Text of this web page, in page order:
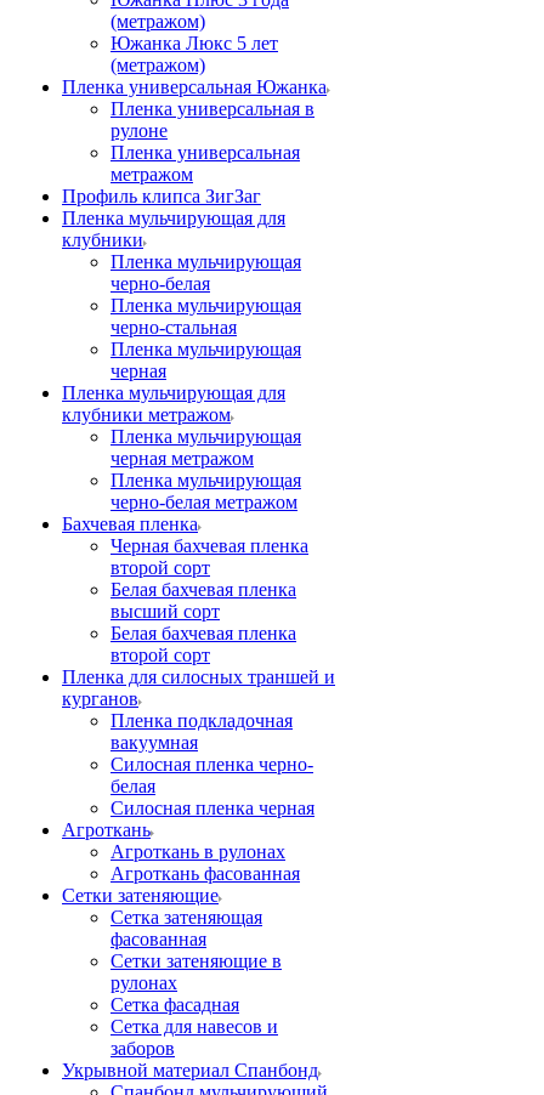
(метражом)
Южанка Люкс 5 лет
(метражом)
Пленка универсальная Южанка
Пленка универсальная в
рулоне
Пленка универсальная
метражом
Профиль клипса ЗигЗаг
Пленка мульчирующая для
клубники
Пленка мульчирующая
черно-белая
Пленка мульчирующая
черно-стальная
Пленка мульчирующая
черная
Пленка мульчирующая для
клубники метражом
Пленка мульчирующая
черная метражом
Пленка мульчирующая
черно-белая метражом
Бахчевая пленка
Черная бахчевая пленка
второй сорт
Белая бахчевая пленка
высший сорт
Белая бахчевая пленка
второй сорт
Пленка для силосных траншей и
курганов
Пленка подкладочная
вакуумная
Силосная пленка черно-
белая
Силосная пленка черная
Агроткань
Агроткань в рулонах
Агроткань фасованная
Сетки затеняющие
Сетка затеняющая
фасованная
Сетки затеняющие в
рулонах
Сетка фасадная
Сетка для навесов и
заборов
Укрывной материал Спанбонд